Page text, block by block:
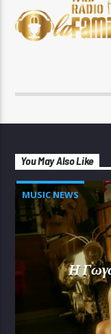
You May Also Like
MUSIC NEWS
Η